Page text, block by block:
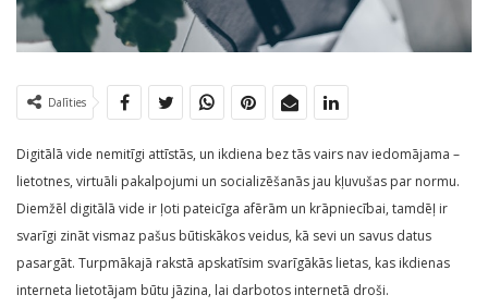
Dalīties
Digitālā vide nemitīgi attīstās, un ikdiena bez tās vairs nav iedomājama –
lietotnes, virtuāli pakalpojumi un socializēšanās jau kļuvušas par normu.
Diemžēl digitālā vide ir ļoti pateicīga afērām un krāpniecībai, tamdēļ ir
svarīgi zināt vismaz pašus būtiskākos veidus, kā sevi un savus datus
pasargāt. Turpmākajā rakstā apskatīsim svarīgākās lietas, kas ikdienas
interneta lietotājam būtu jāzina, lai darbotos internetā droši.